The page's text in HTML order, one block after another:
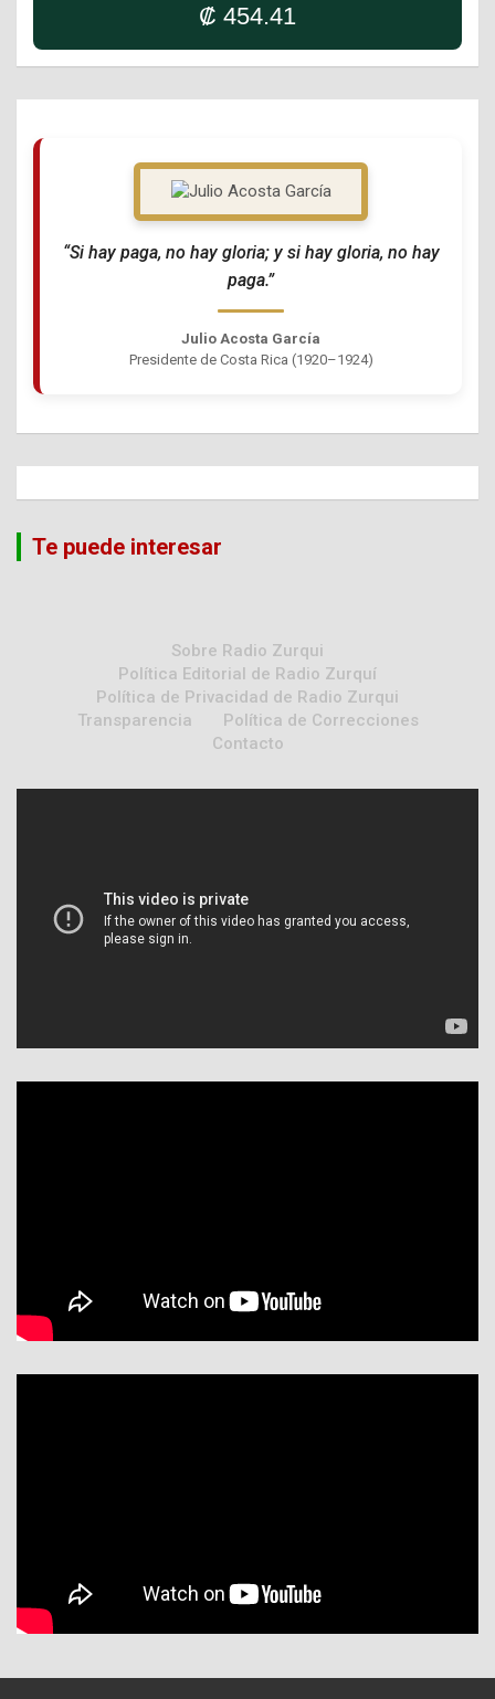
₡ 454.41
“Si hay paga, no hay gloria; y si hay gloria, no hay
paga.”
Julio Acosta García
Presidente de Costa Rica (1920–1924)
Te puede interesar
Sobre Radio Zurqui
Política Editorial de Radio Zurquí
Política de Privacidad de Radio Zurqui
Transparencia
Política de Correcciones
Contacto